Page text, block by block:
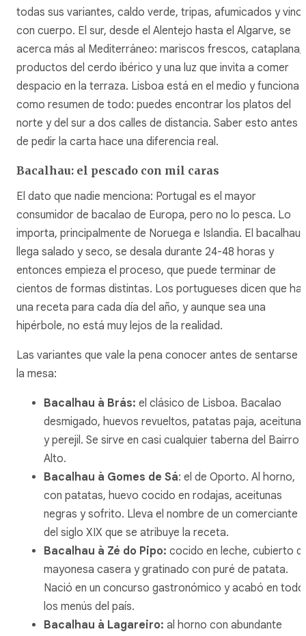
todas sus variantes, caldo verde, tripas, afumicados y vino
con cuerpo. El sur, desde el Alentejo hasta el Algarve, se
acerca más al Mediterráneo: mariscos frescos, cataplana
productos del cerdo ibérico y una luz que invita a comer
despacio en la terraza. Lisboa está en el medio y funciona
como resumen de todo: puedes encontrar los platos del
norte y del sur a dos calles de distancia. Saber esto antes
de pedir la carta hace una diferencia real.
Bacalhau: el pescado con mil caras
El dato que nadie menciona: Portugal es el mayor
consumidor de bacalao de Europa, pero no lo pesca. Lo
importa, principalmente de Noruega e Islandia. El bacalhau
llega salado y seco, se desala durante 24-48 horas y
entonces empieza el proceso, que puede terminar de
cientos de formas distintas. Los portugueses dicen que
una receta para cada día del año, y aunque sea una
hipérbole, no está muy lejos de la realidad.
Las variantes que vale la pena conocer antes de sentarse a
la mesa:
Bacalhau à Brás: el clásico de Lisboa. Bacalao
desmigado, huevos revueltos, patatas paja, aceitunas
y perejil. Se sirve en casi cualquier taberna del Bairro
Alto.
Bacalhau à Gomes de Sá: el de Oporto. Al horno,
con patatas, huevo cocido en rodajas, aceitunas
negras y sofrito. Lleva el nombre de un comerciante
del siglo XIX que se atribuye la receta.
Bacalhau à Zé do Pipo: cocido en leche, cubierto
mayonesa casera y gratinado con puré de patata.
Nació en un concurso gastronómico y acabó en
los menús del país.
Bacalhau à Lagareiro: al horno con abundante